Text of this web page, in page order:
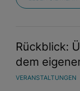
Rückblick:
dem
VERANSTALTUNGEN